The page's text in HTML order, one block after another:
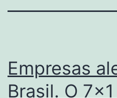
Empresas
Brasil. O